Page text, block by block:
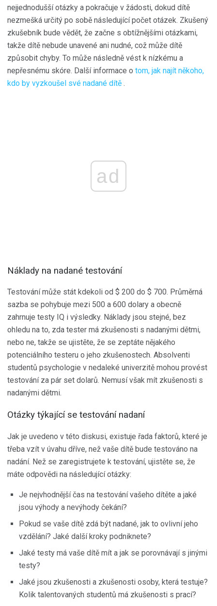
nejjednodušší otázky a pokračuje v žádosti, dokud dítě
nezmešká určitý po sobě následující počet otázek. Zkušený
zkušebník bude vědět, že začne s obtížnějšími otázkami,
takže dítě nebude unavené ani nudné, což může dítě
způsobit chyby. To může následně vést k nízkému a
nepřesnému skóre. Další informace o tom, jak najít někoho,
kdo by vyzkoušel své nadané dítě .
ad
Náklady na nadané testování
Testování může stát kdekoli od $ 200 do $ 700. Průměrná
sazba se pohybuje mezi 500 a 600 dolary a obecně
zahrnuje testy IQ i výsledky. Náklady jsou stejné, bez
ohledu na to, zda tester má zkušenosti s nadanými dětmi,
nebo ne, takže se ujistěte, že se zeptáte nějakého
potenciálního testeru o jeho zkušenostech. Absolventi
studentů psychologie v nedaleké univerzitě mohou provést
testování za pár set dolarů. Nemusí však mít zkušenosti s
nadanými dětmi.
Otázky týkající se testování nadaní
Jak je uvedeno v této diskusi, existuje řada faktorů, které je
třeba vzít v úvahu dříve, než vaše dítě bude testováno na
nadání. Než se zaregistrujete k testování, ujistěte se, že
máte odpovědi na následující otázky:
Je nejvhodnější čas na testování vašeho dítěte a jaké
jsou výhody a nevýhody čekání?
Pokud se vaše dítě zdá být nadané, jak to ovlivní jeho
vzdělání? Jaké další kroky podniknete?
Jaké testy má vaše dítě mít a jak se porovnávají s jinými
testy?
Jaké jsou zkušenosti a zkušenosti osoby, která testuje?
Kolik talentovaných studentů má zkušenosti s prací?